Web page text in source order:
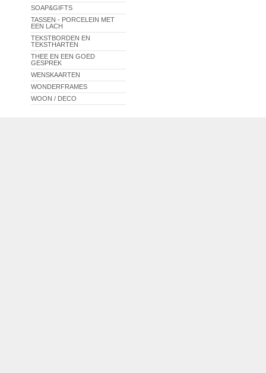
SOAP&GIFTS
TASSEN - PORCELEIN MET
EEN LACH
TEKSTBORDEN EN
TEKSTHARTEN
THEE EN EEN GOED
GESPREK
WENSKAARTEN
WONDERFRAMES
WOON / DECO